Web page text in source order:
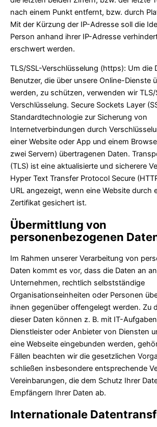
nach einem Punkt entfernt, bzw. durch
Mit der Kürzung der IP-Adresse soll die
Person anhand ihrer IP-Adresse
erschwert werden.
TLS/SSL-Verschlüsselung (https): Um die
Benutzer, die über unsere Online-Dienste
werden, zu schützen, verwenden wir TLS/
Verschlüsselung. Secure Sockets Layer
Standardtechnologie zur Sicherung von
Internetverbindungen durch
einer Website oder App und einem
zwei Servern) übertragenen Daten.
(TLS) ist eine aktualisierte und sicherere
Hyper Text Transfer Protocol Secure
URL angezeigt, wenn eine Website durch
Zertifikat gesichert ist.
Übermittlung von
personenbezogenen
Im Rahmen unserer Verarbeitung von
Daten kommt es vor, dass die Daten an
Unternehmen, rechtlich selbstständige
Organisationseinheiten oder Personen
ihnen gegenüber offengelegt werden. Zu
dieser Daten können z. B. mit IT-
Dienstleister oder Anbieter von Diensten
eine Webseite eingebunden werden,
Fällen beachten wir die gesetzlichen
schließen insbesondere entsprechende
Vereinbarungen, die dem Schutz Ihrer
Empfängern Ihrer Daten ab.
Internationale